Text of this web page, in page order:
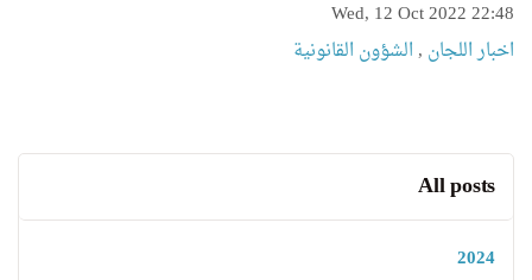
Wed, 12 Oct 2022 22:48
اخبار اللجان ,الشؤون القانونية
All posts
2024